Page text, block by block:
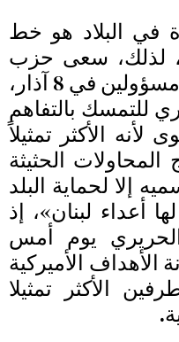
في البلاد هو خط
لذلك، سعى حزب
الله وحركة امل، بحسب مسؤولين في 8 آذار،
للتمسك بالتفاهم
الأكثر تمثيلاً
المحاولات الحثيثة
إلا لحماية البلد
أعداء لبنان»، إذ
يوم أمس
الأهداف الأميركية
الأكثر تمثيلا